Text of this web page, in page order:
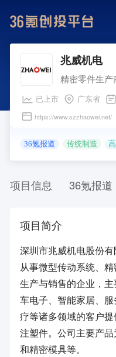
兆威机电
精密零件生产
已上市 广东省
https://www.szzhaowei.net/
36氪报道 传统制造
项目信息 36氪报道
项目简介
深圳市兆威机电股份
从事微型传动系统、精
生产与销售的企业，
车电子、智能家居、
疗等诸多领域的客户
注塑件。公司主要产
和精密模具等。